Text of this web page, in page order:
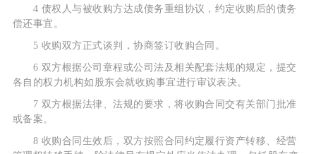
4 债权人与被收购方达成债务重组协议，约定收购后的债务
偿还事宜。
5 收购双方正式谈判，协商签订收购合同。
6 双方根据公司章程或公司法及相关配套法规的规定，提交
各自的权力机构如股东会就收购事宜进行审议表决。
7 双方根据法律、法规的要求，将收购合同交有关部门批准
或备案。
8 收购合同生效后，双方按照合同约定履行资产转移、经营